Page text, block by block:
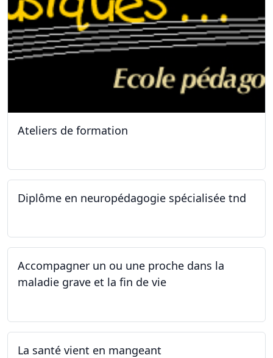
Ateliers de formation
Diplôme en neuropédagogie spécialisée tnd
Accompagner un ou une proche dans la
maladie grave et la fin de vie
La santé vient en mangeant